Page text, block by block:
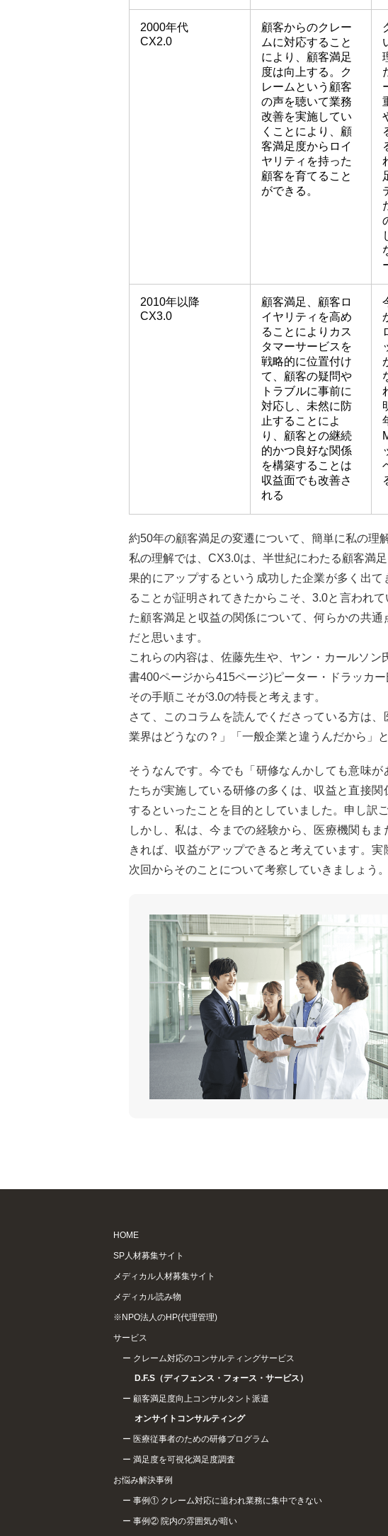
2000年代
CX2.0
顧客からのクレー
ムに対応すること
により、顧客満足
度は向上する。ク
レームという顧客
の声を聴いて業務
改善を実施してい
くことにより、顧
客満足度からロイ
ヤリティを持った
顧客を育てること
ができる。
2010年以降
CX3.0
顧客満足、顧客ロ
イヤリティを高め
ることによりカス
タマーサービスを
戦略的に位置付け
て、顧客の疑問や
トラブルに事前に
対応し、未然に防
止することによ
り、顧客との継続
的かつ良好な関係
を構築することは
収益面でも改善さ
れる
約50年の顧客満足の変遷について、簡単に私の理
私の理解では、CX3.0は、半世紀にわたる顧客満
果的にアップするという成功した企業が多く出
ることが証明されてきたからこそ、3.0と言われ
た顧客満足と収益の関係について、何らかの共
だと思います。
これらの内容は、佐藤先生や、ヤン・カールソ
書400ページから415ページ)ピーター・ドラッカー
その手順こそが3.0の特長と考えます。
さて、このコラムを読んでくださっている方は
業界はどうなの？」「一般企業と違うんだから」
そうなんです。今でも「研修なんかしても意味
たちが実施している研修の多くは、収益と直接
するといったことを目的としていました。申し訳
しかし、私は、今までの経験から、医療機関も
きれば、収益がアップできると考えています。
次回からそのことについて考察していきましょう。
HOME
SP人材募集サイト
メディカル人材募集サイト
メディカル読み物
※NPO法人のHP(代理管理)
サービス
クレーム対応のコンサルティングサービス
D.F.S（ディフェンス・フォース・サービス）
顧客満足度向上コンサルタント派遣
オンサイトコンサルティング
医療従事者のための研修プログラム
満足度を可視化満足度調査
お悩み解決事例
事例① クレーム対応に追われ業務に集中できない
事例② 院内の雰囲気が暗い